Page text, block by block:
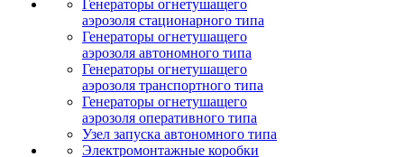
Генераторы огнетушащего
аэрозоля стационарного типа
Генераторы огнетушащего
аэрозоля автономного типа
Генераторы огнетушащего
аэрозоля транспортного типа
Генераторы огнетушащего
аэрозоля оперативного типа
Узел запуска автономного типа
Электромонтажные коробки